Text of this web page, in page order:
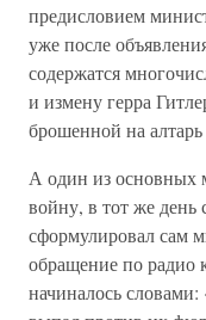
предисловием
уже после
содержатся
и измену герра
брошенной на
А один из основных
войну, в тот же
сформулировал сам
обращение по радио
начиналось